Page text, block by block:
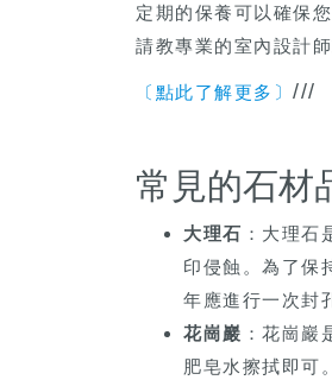
定期的保養可以確保
請教專業的室內設計
〔點此了解更多〕 ///
常見的石材
大理石 ：大理
印侵蝕。為了保
年應進行一次封
花崗巖 ：花崗
肥皂水擦拭即可